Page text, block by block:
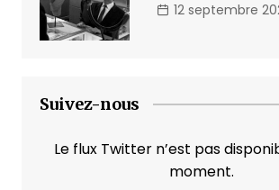
12 septembre
Suivez-nous
Le flux Twitter n’est pas
moment.